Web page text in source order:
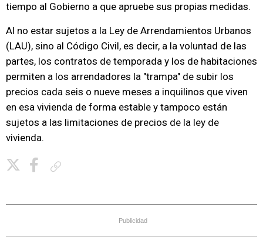
tiempo al Gobierno a que apruebe sus propias medidas.
Al no estar sujetos a la Ley de Arrendamientos Urbanos
(LAU), sino al Código Civil, es decir, a la voluntad de las
partes, los contratos de temporada y los de habitaciones
permiten a los arrendadores la "trampa" de subir los
precios cada seis o nueve meses a inquilinos que viven
en esa vivienda de forma estable y tampoco están
sujetos a las limitaciones de precios de la ley de
vivienda.
Publicidad